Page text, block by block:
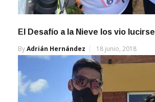
El Desafío a la Nieve los vio lucirse
ByAdrián Hernández 18 junio, 2018